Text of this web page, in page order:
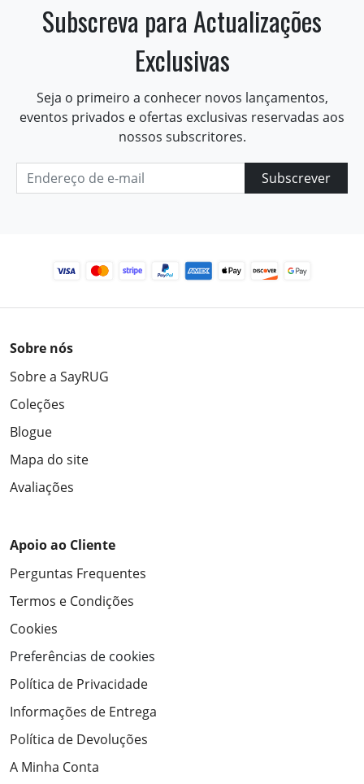
Subscreva para Actualizações
Exclusivas
Seja o primeiro a conhecer novos lançamentos,
eventos privados e ofertas exclusivas reservadas aos
nossos subscritores.
Subscrever
Sobre nós
Sobre a SayRUG
Coleções
Blogue
Mapa do site
Avaliações
Apoio ao Cliente
Perguntas Frequentes
Termos e Condições
Cookies
Preferências de cookies
Política de Privacidade
Informações de Entrega
Política de Devoluções
A Minha Conta